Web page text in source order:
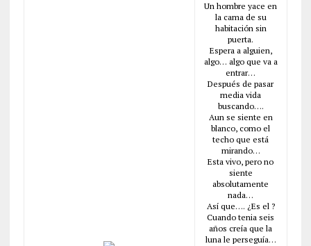
Un hombre yace en
la cama de su
habitación sin
puerta.
Espera a alguien,
algo… algo que va a
entrar…
Después de pasar
media vida
buscando….
Aun se siente en
blanco, como el
techo que está
mirando…
Esta vivo, pero no
siente
absolutamente
nada…
Así que…. ¿Es el ?
Cuando tenia seis
años creía que la
luna le perseguía…